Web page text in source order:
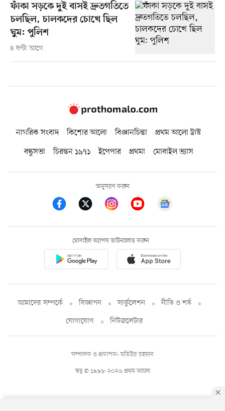
ফাঁকা সড়কে দুই বাসই দ্রুতগতিতে
চলছিল, চালকদের চোখে ছিল
ঘুম: পুলিশ
৪ ঘণ্টা আগে
নাগরিক সংবাদ কিশোর আলো বিজ্ঞানচিন্তা
প্রথম আলো ট্রাস্ট
বন্ধুসভা
চিরন্তন ১৯৭১ ইপেপার প্রথমা মোবাইল ভ্যাস
অনুসরণ করুন
মোবাইল অ্যাপস ডাউনলোড করুন
আমাদের সম্পর্কে বিজ্ঞাপন সার্কুলেশন
নীতি ও শর্ত
যোগাযোগ
নিউজলেটার
স্বত্ব © ১৯৯৮-২০২৬ প্রথম আলো
সম্পাদক ও প্রকাশক: মতিউর রহমান